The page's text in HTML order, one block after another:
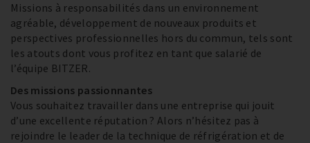
Missions à responsabilités dans un environnement
agréable, développement de nouveaux produits et
perspectives professionnelles hors du commun, tels sont
les atouts dont vous profitez en tant que salarié de
l’équipe BITZER.
Des missions passionnantes
Vous souhaitez travailler dans une entreprise qui jouit
d’une excellente réputation ? Alors n’hésitez pas à
rejoindre le leader de la technique de réfrigération et de